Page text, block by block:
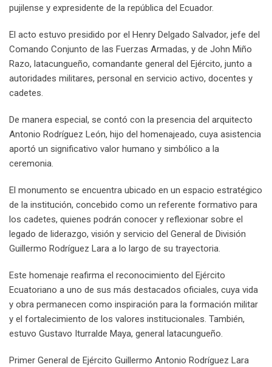
pujilense y expresidente de la república del Ecuador.
El acto estuvo presidido por el Henry Delgado Salvador, jefe del
Comando Conjunto de las Fuerzas Armadas, y de John Miño
Razo, latacungueño, comandante general del Ejército, junto a
autoridades militares, personal en servicio activo, docentes y
cadetes.
De manera especial, se contó con la presencia del arquitecto
Antonio Rodríguez León, hijo del homenajeado, cuya asistencia
aportó un significativo valor humano y simbólico a la
ceremonia.
El monumento se encuentra ubicado en un espacio estratégico
de la institución, concebido como un referente formativo para
los cadetes, quienes podrán conocer y reflexionar sobre el
legado de liderazgo, visión y servicio del General de División
Guillermo Rodríguez Lara a lo largo de su trayectoria.
Este homenaje reafirma el reconocimiento del Ejército
Ecuatoriano a uno de sus más destacados oficiales, cuya vida
y obra permanecen como inspiración para la formación militar
y el fortalecimiento de los valores institucionales. También,
estuvo Gustavo Iturralde Maya, general latacungueño.
Primer General de Ejército Guillermo Antonio Rodríguez Lara